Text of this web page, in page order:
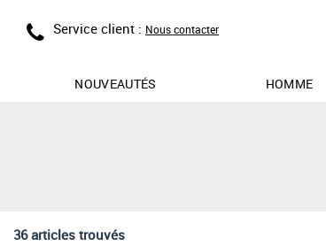
Service client : Nous contacter
NOUVEAUTÉS HOMME
36 articles trouvés